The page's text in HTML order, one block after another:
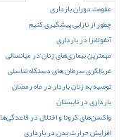
عفونت دوران بارداری
چطور از نازایی پیشگیری کنیم
آنفولانزا در بارداری
مهمترین بیماری‌های زنان در میانسالی
غربالگری سرطان های دستگاه تناسلی
توصیه به زنان باردار در ماه رمضان
بارداری در تابستان
واکسن‌های کرونا و اختلال در قاعدگی‌ها
افزایش حرارت بدن در بارداری